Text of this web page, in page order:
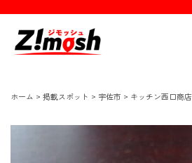
ホーム > 掲載スポット > 宇佐市 > キッチン西口商店